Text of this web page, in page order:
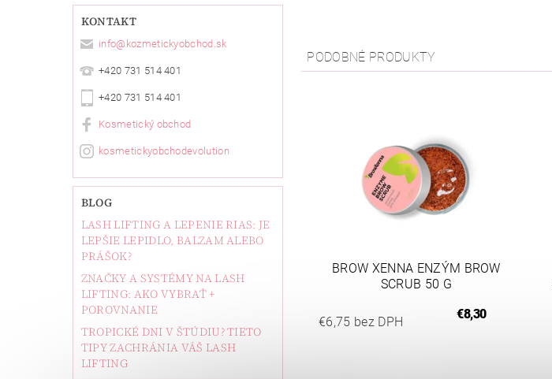
KONTAKT
info@ kozmetickyobchod.sk
+420 731 514 401
+420 731 514 401
Kosmetický obchod
kosmetickyobchodevolution
BLOG
LASH LIFTING A LEPENIE RIAS: JE
LEPŠIE LEPIDLO, BALZAM ALEBO
PRÁŠOK?
ZNAČKY A SYSTÉMY NA LASH
LIFTING: AKO VYBRAŤ +
POROVNANIE
TROPICKÉ DNI V ŠTÚDIU? TIETO
TIPY ZACHRÁNIA VÁŠ LASH
LIFTING
PODOBNÉ PRODUKTY
BROW XENNA ENZÝM BROW
SCRUB 50 G
€6,75 bez DPH
€8,30